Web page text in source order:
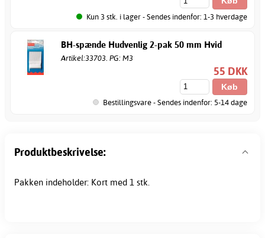
Kun 3 stk. i lager - Sendes indenfor: 1-3 hverdage
BH-spænde Hudvenlig 2-pak 50 mm Hvid
Artikel:33703. PG: M3
55 DKK
Bestillingsvare - Sendes indenfor: 5-14 dage
Produktbeskrivelse:
Pakken indeholder: Kort med 1 stk.